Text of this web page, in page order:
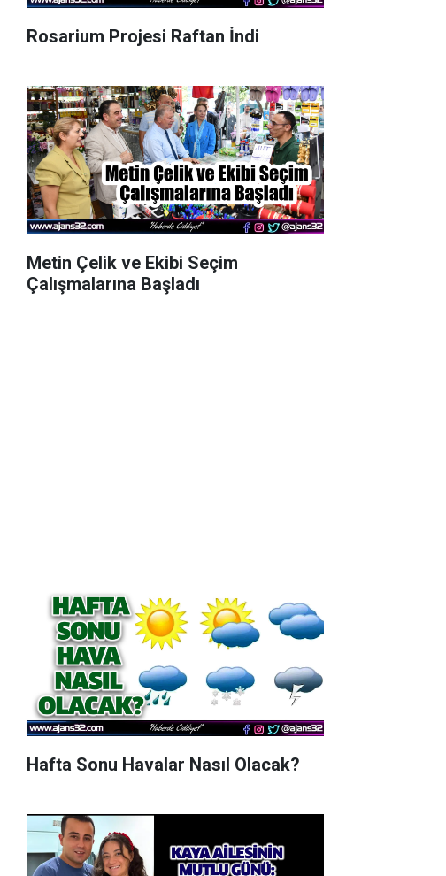
Rosarium Projesi Raftan İndi
Metin Çelik ve Ekibi Seçim
Çalışmalarına Başladı
Hafta Sonu Havalar Nasıl Olacak?